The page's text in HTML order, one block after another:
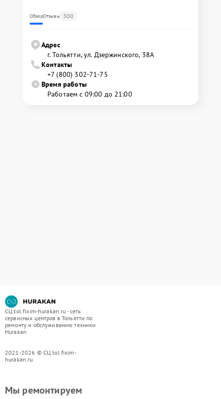
ОбзорОтзывы 300
Адрес
г. Тольятти, ул. Дзержинского, 38А
Контакты
+7 (800) 302-71-75
Время работы
Работаем с 09:00 до 21:00
СЦ tol.fixim-hurakan.ru - сеть
сервисных центров в Тольятти по
ремонту и обслуживанию техники
Hurakan
2021-2026 © СЦ tol.fixim-
hurakan.ru
Мы ремонтируем